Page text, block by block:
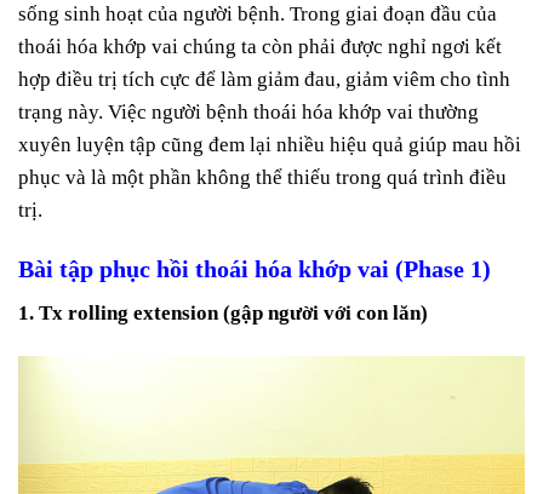
sống sinh hoạt của người bệnh. Trong giai đoạn đầu của
thoái hóa khớp vai chúng ta còn phải được nghỉ ngơi kết
hợp điều trị tích cực để làm giảm đau, giảm viêm cho tình
trạng này. Việc người bệnh thoái hóa khớp vai thường
xuyên luyện tập cũng đem lại nhiều hiệu quả giúp mau hồi
phục và là một phần không thể thiếu trong quá trình điều
trị.
Bài tập phục hồi thoái hóa khớp vai (Phase 1)
1. Tx rolling extension (gập người với con lăn)